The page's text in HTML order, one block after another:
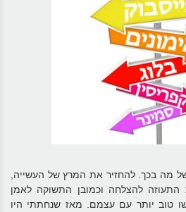
מה בכך. להחזיר את המרץ של העשייה,
להצלחה וכמובן התשוקה לאמן
טוב יותר עם עצמם. מאז שנחתתי היו